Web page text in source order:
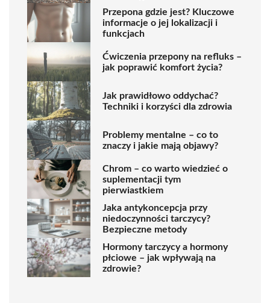
Przepona gdzie jest? Kluczowe
informacje o jej lokalizacji i
funkcjach
Ćwiczenia przepony na refluks –
jak poprawić komfort życia?
Jak prawidłowo oddychać?
Techniki i korzyści dla zdrowia
Problemy mentalne – co to
znaczy i jakie mają objawy?
Chrom – co warto wiedzieć o
suplementacji tym
pierwiastkiem
Jaka antykoncepcja przy
niedoczynności tarczycy?
Bezpieczne metody
Hormony tarczycy a hormony
płciowe – jak wpływają na
zdrowie?